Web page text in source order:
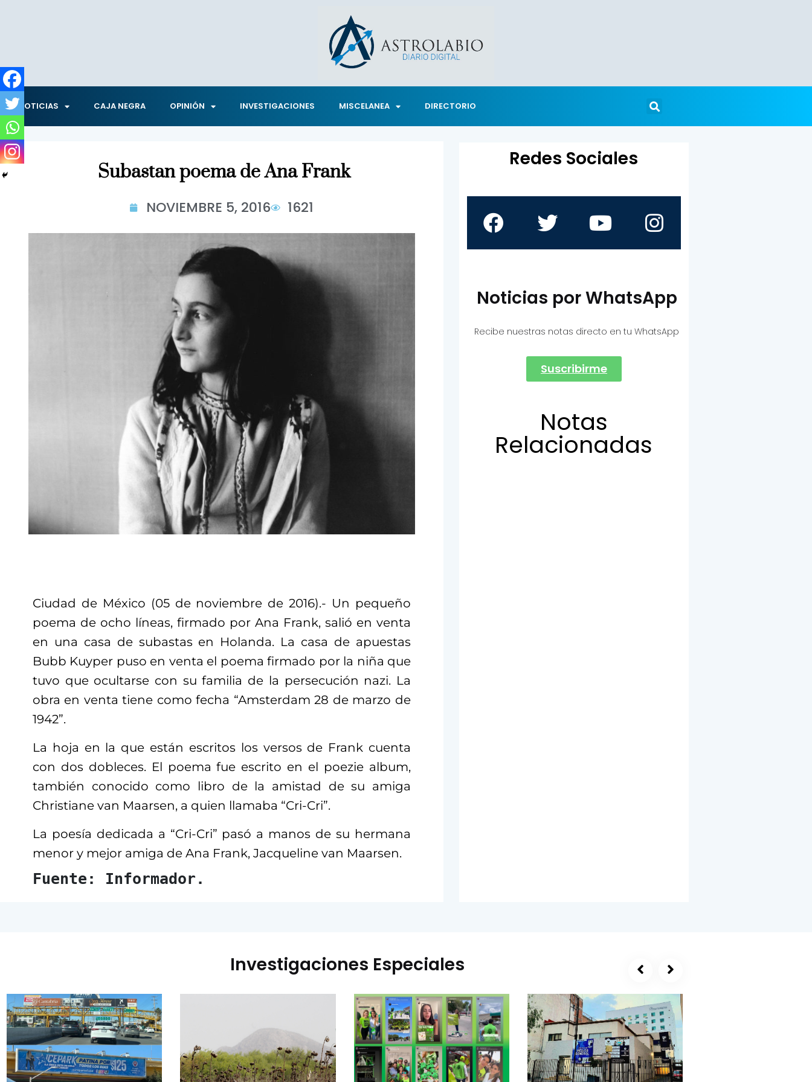
NOTICIAS CAJA NEGRA OPINIÓN INVESTIGACIONES MISCELANEA DIRECTORIO
Subastan poema de Ana Frank
NOVIEMBRE 5, 2016 1621
Ciudad de México (05 de noviembre de 2016).- Un pequeño
poema de ocho líneas, firmado por Ana Frank, salió en venta
en una casa de subastas en Holanda. La casa de apuestas
Bubb Kuyper puso en venta el poema firmado por la niña que
tuvo que ocultarse con su familia de la persecución nazi. La
obra en venta tiene como fecha “Amsterdam 28 de marzo de
1942”.
La hoja en la que están escritos los versos de Frank cuenta
con dos dobleces. El poema fue escrito en el poezie album,
también conocido como libro de la amistad de su amiga
Christiane van Maarsen, a quien llamaba “Cri-Cri”.
La poesía dedicada a “Cri-Cri” pasó a manos de su hermana
menor y mejor amiga de Ana Frank, Jacqueline van Maarsen.
Fuente: Informador.
Redes Sociales
Noticias por WhatsApp
Recibe nuestras notas directo en tu WhatsApp
Suscribirme
Notas
Relacionadas
Investigaciones Especiales